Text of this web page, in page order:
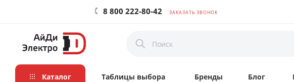
8 800 222-80-42 ЗАКАЗАТЬ ЗВОНОК
Каталог Таблицы выбора Бренды Блог